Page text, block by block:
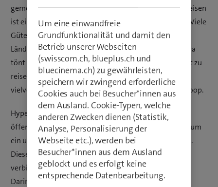
gemeinsam? Alles hängt mit einer Reise zusammen. Reisen
ist ein Luxus, auf den viele von uns ungern verzichten. Viele
Güter, die wir täglich nutzen, stammen aus anderen
Ländern und haben lange Transportwege hinter sich. Da
tönt die Vision, möglichst klimaschonend und effizient zu
reisen oder Fracht zu transportieren, äusserst
vielversprechend. Genau das ist die Idee hinter Hyperloop.
Hyperloop wurde als mögliches Zukunftsmodell des
öffentlichen Verkehrs erfunden. Dabei handelt es sich um
ein ultraschnelles bodengebundenes Transportsystem.
Dieses besteht aus Röhren, die Reiseziele miteinander
verbinden. In diesen Röhren wird Unterdruck erzeugt.
Darin verkehren Fahrzeuge, sogenannte Pods, die sich
Um eine einwandfreie
Grundfunktionalität und damit den
Betrieb unserer Webseiten
(swisscom.ch, blueplus.ch und
bluecinema.ch) zu gewährleisten,
speichern wir zwingend erforderliche
Cookies auch bei Besucher*innen aus
dem Ausland. Cookie-Typen, welche
anderen Zwecken dienen (Statistik,
Analyse, Personalisierung der
Webseite etc.), werden bei
Besucher*innen aus dem Ausland
geblockt und es erfolgt keine
entsprechende Datenbearbeitung.